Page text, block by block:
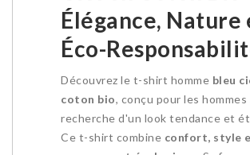
Élégance, Nature
Éco-
Découvrez le t-shirt homme bleu
coton bio, conçu pour les hommes
recherche d'un look tendance et
Ce t-shirt combine confort, style